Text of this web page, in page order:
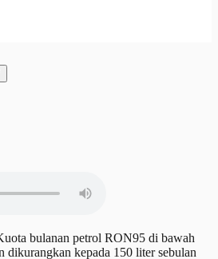
bulanan petrol RON95 di bawah
kepada 150 liter sebulan